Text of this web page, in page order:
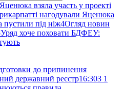
взяла участь у проекті
нагодували Яценюка
під ніж4Огляд новин
Уряд хоче поховати БДФЕУ:
до припинення
державний реєстр16:30З 1